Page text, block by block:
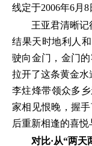
线定于2006年6月8
王亚君清晰记
结果天时地利人
驶向金门，金门
拉开了这条黄金水
李炷烽带领众多
家相见恨晚，握
后重新相逢的喜悦
对比·从“两天